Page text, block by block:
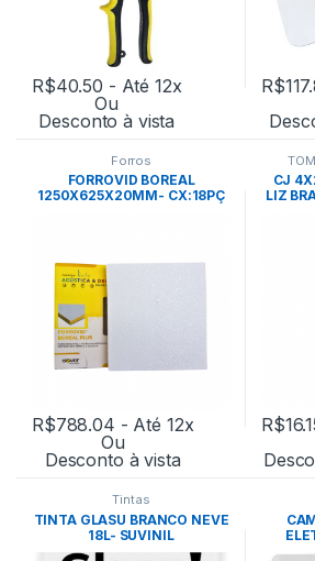
R$40.50 - Até 12x
Ou
Desconto à vista
R$
Forros
FORROVID BOREAL
1250X625X20MM- CX:18PÇ
R$788.04 - Até 12x
Ou
Desconto à vista
CJ
LIZ
R$
Tintas
TINTA GLASU BRANCO NEVE
18L- SUVINIL